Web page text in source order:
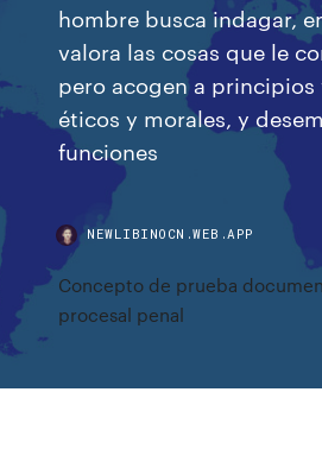
hombre busca indagar,
valora las cosas que le
pero acogen a principios
éticos y morales, y
funciones
NEWLIBINOCN.WEB.APP
Concepto de prueba
procesal penal